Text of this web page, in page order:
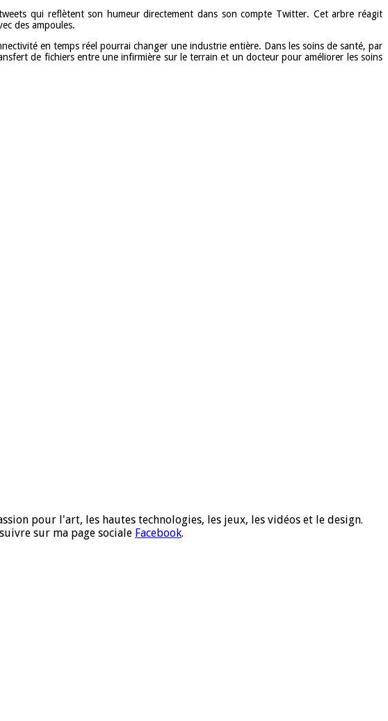
qui reflètent son humeur directement dans son compte Twitter. Cet arbre réagit
des ampoules.
en temps réel pourrai changer une industrie entière. Dans les soins de santé, par
de fichiers entre une infirmière sur le terrain et un docteur pour améliorer les soins
pour l'art, les hautes technologies, les jeux, les vidéos et le design.
sur ma page sociale Facebook.